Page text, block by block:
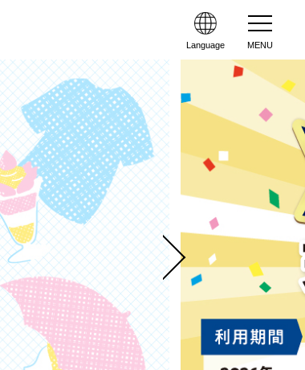
Language MENU